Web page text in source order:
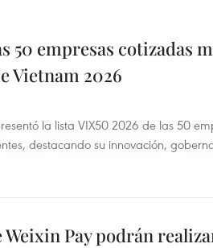
50 empresas cotizadas
Vietnam 2026
la lista VIX50 2026 de las 50
destacando su innovación,
Weixin Pay podrán